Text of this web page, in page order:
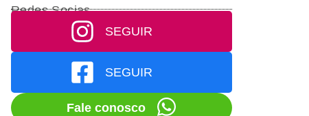
Redes Socias
SEGUIR
SEGUIR
Fale conosco